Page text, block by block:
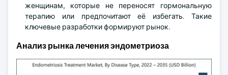
женщинам, которые не переносят гормональную
терапию или предпочитают её избегать. Такие
ключевые разработки формируют рынок.
Анализ рынка лечения эндометриоза